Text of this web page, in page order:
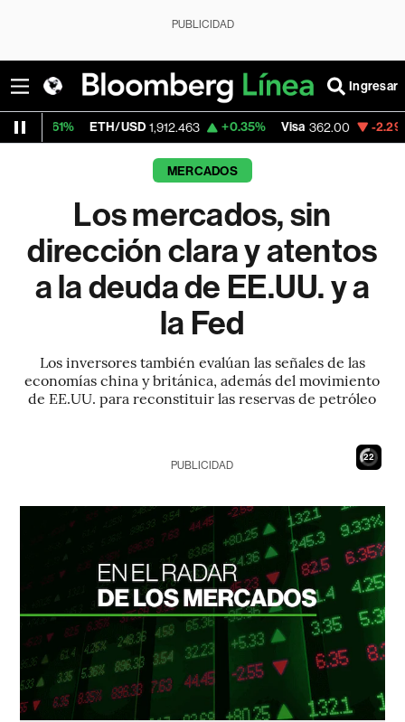
PUBLICIDAD
Ingresar
ETH/USD 1,912.463 +0.35% Visa 362.00 -2.29%
MERCADOS
Los mercados, sin
dirección clara y atentos
a la deuda de EE.UU. y a
la Fed
Los inversores también evalúan las señales de las
economías china y británica, además del movimiento
de EE.UU. para reconstituir las reservas de petróleo
21
PUBLICIDAD